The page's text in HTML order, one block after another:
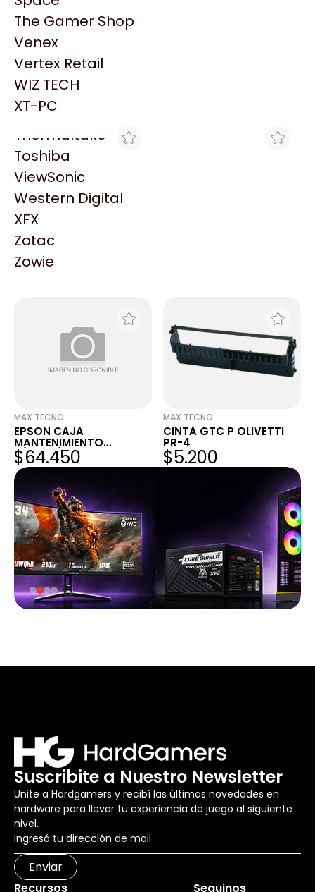
Samsung
Sandisk
Sapphire
Seagate
Sentey
Solarmax
Thermaltake
Toshiba
ViewSonic
Western Digital
XFX
Zotac
Zowie
The Gamer Shop
Venex
Vertex Retail
WIZ TECH
XT-PC
EPSON CINTA ERC-32B
NEGRA P/ TM-
U675/H6000
$6.614
TRYHARDWARE
CINTA EPSON NEGRO
ERC-38B
MAX TECNO
EPSON CAJA
MANTENIMIENTO
P/L8160/L8180
$64.450
MAX TECNO
CINTA GTC P OLIVETTI
PR-4
$5.200
Suscribite a Nuestro Newsletter
Unite a Hardgamers y recibí las últimas novedades en
hardware para llevar tu experiencia de juego al siguiente
nivel.
Enviar
Recursos
Seguinos